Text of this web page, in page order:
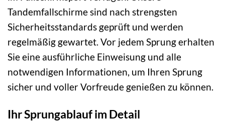
Tandemfallschirme sind nach strengsten
Sicherheitsstandards geprüft und werden
regelmäßig gewartet. Vor jedem Sprung erhalten
Sie eine ausführliche Einweisung und alle
notwendigen Informationen, um Ihren Sprung
sicher und voller Vorfreude genießen zu können.
Ihr Sprungablauf im Detail